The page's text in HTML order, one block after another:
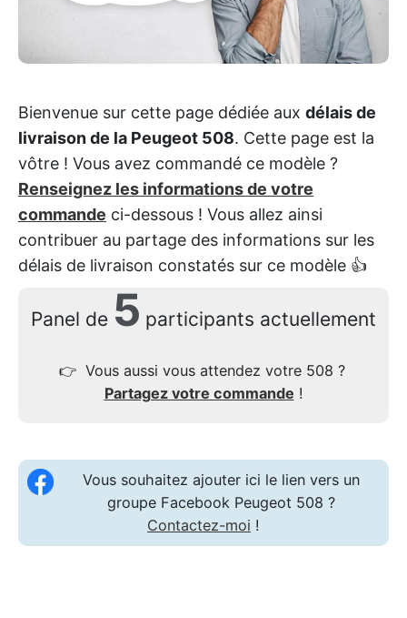
Bienvenue sur cette page dédiée aux délais de
livraison de la Peugeot 508. Cette page est la
vôtre ! Vous avez commandé ce modèle ?
Renseignez les informations de votre
commande ci-dessous ! Vous allez ainsi
contribuer au partage des informations sur les
délais de livraison constatés sur ce modèle 👍
Panel de 5 participants actuellement
👉 Vous aussi vous attendez votre 508 ?
Partagez votre commande !
Vous souhaitez ajouter ici le lien vers un
groupe Facebook Peugeot 508 ?
Contactez-moi !